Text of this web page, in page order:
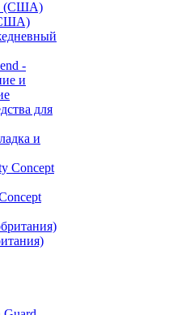
-
и
для
и